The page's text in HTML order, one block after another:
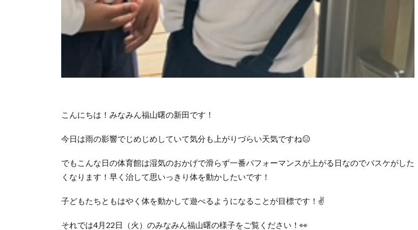
こんにちは！みなみん福山曙の新田です！
今日は雨の影響でじめじめしていて気分も上がりづらい天気ですね😑
でもこんな日の体育館は湿気のおかげで滑らず一番パフォーマンスが上がる日なのでバスケがした
くなります！早く治して思いっきり体を動かしたいです！
子どもたちともはやく体を動かして遊べるようになることが目標です！✌️
それでは4月22日（火）のみなみん福山曙の様子をご覧ください！👀